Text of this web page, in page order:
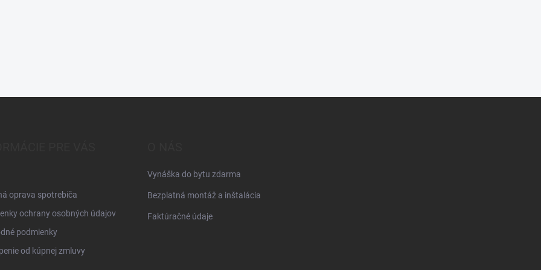
oprava spotrebiča
ochrany osobných údajov
podmienky
od kúpnej zmluvy
Vynáška do bytu zdarma
Bezplatná montáž a inštalácia
Faktúračné údaje